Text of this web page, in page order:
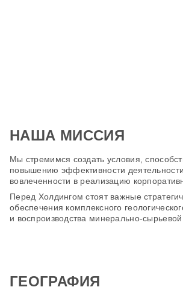
НАША МИССИЯ
Мы стремимся создать условия,
повышению эффективности
вовлеченности в реализацию
Перед Холдингом стоят важные
обеспечения комплексного
и воспроизводства минерально-сырьевой
ГЕОГРАФИЯ